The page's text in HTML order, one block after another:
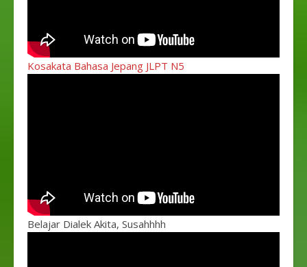
Kosakata Bahasa Jepang JLPT N5
Belajar Dialek Akita, Susahhhh